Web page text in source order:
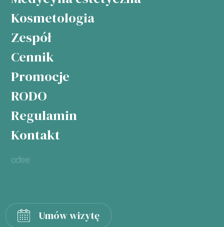
Umów wizytę
Kosmetologia
Zespół
Cennik
Promocje
RODO
Regulamin
Kontakt